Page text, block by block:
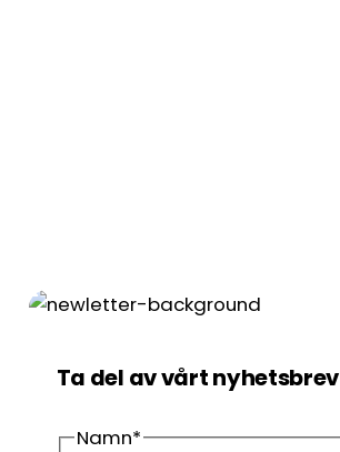
Ta del av vårt nyhetsbrev
Namn*